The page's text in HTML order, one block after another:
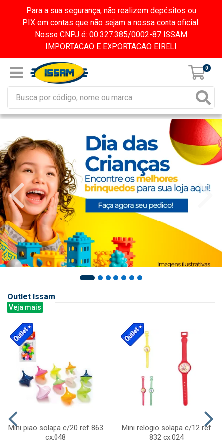
Para a sua segurança, não realizem depósitos ou
PIX em contas que não sejam a nossa conta oficial.
Nosso CNPJ é: 00.327.385/0002-87 ISSAM
IMPORTACAO E EXPORTACAO EIRELI
0
Outlet Issam
Veja mais
Mini piao solapa c/20 ref 863
cx:048
Mini relogio solapa c/12 ref
832 cx:024